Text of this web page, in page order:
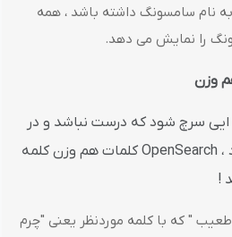
نام سامسونگ داشته باشد ، همه
را نمایش می دهد.
وزن
سرچ شود که درست نباشد و در
بین محصولات یافت نشود ، OpenSearch کلمات هم وزن کلمه
!
" که با کلمه موردنظر یعنی "چرم